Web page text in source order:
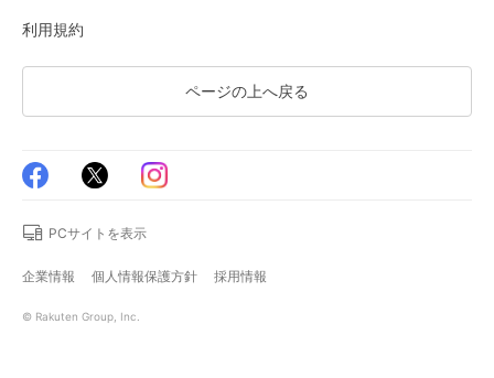
利用規約
ページの上へ戻る
PCサイトを表示
企業情報 個人情報保護方針 採用情報
© Rakuten Group, Inc.